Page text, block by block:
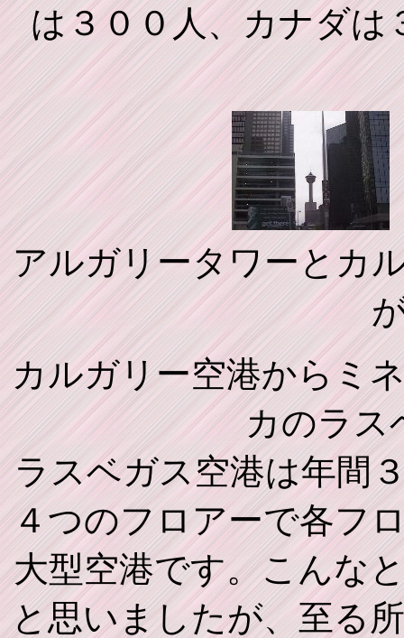
は３００人、カナダ
アルガリータワーとカ
カルガリー空港からミ
カのラス
ラスベガス空港は年間
４つのフロアーで各フ
大型空港です。こんな
と思いましたが、至る